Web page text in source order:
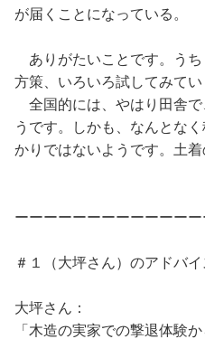
が届くことになっている。
ありがたいことです。う
方策、いろいろ試してみてい
全国的には、やはり田舎で
うです。しかも、なんとな
かりではないようです。土着
ーーーーーーーーーーーー
＃１（大坪さん）のアドバイ
大坪さん：
「木造の実家での撃退体験